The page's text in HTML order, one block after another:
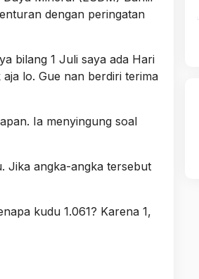
dengan peringatan
bilang 1 Juli saya ada Hari
lo. Gue nan berdiri terima
Ia menyingung soal
Jika angka-angka tersebut
kudu 1.061? Karena 1,